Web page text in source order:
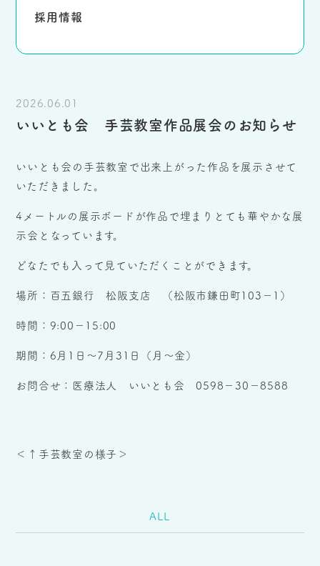
採用情報
2026.06.01
いいとも会 手芸教室作品展会のお知らせ
いいとも会の手芸教室で出来上がった作品を展示させて
いただきました。
4メートルの展示ボードが作品で埋まりとても華やかな展
示会となっています。
どなたでも入って見ていただくことができます。
場所：百五銀行 松阪支店 （松阪市鎌田町103−1）
時間：9:00−15:00
期間：6月1日〜7月31日（月〜金）
お問合せ：医療法人 いいとも会 0598−30−8588
＜↑手芸教室の様子＞
ALL